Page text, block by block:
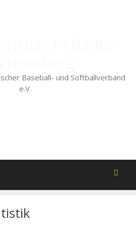
Baseball- und Softballverband
e.V.